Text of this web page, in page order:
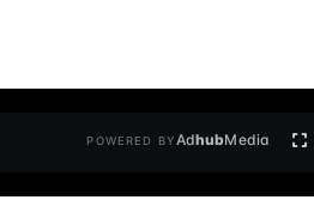
POWERED BYAdhubMedia